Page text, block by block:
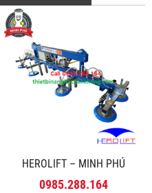
HEROLIFT – MINH PHÚ
0985.288.164